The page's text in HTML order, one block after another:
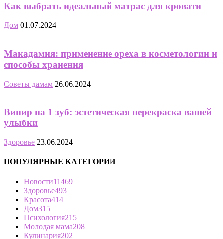
Как выбрать идеальный матрас для кровати
Дом 01.07.2024
Макадамия: применение ореха в косметологии и
способы хранения
Советы дамам 26.06.2024
Винир на 1 зуб: эстетическая перекраска вашей
улыбки
Здоровье 23.06.2024
ПОПУЛЯРНЫЕ КАТЕГОРИИ
Новости11469
Здоровье493
Красота414
Дом315
Психология215
Молодая мама208
Кулинария202